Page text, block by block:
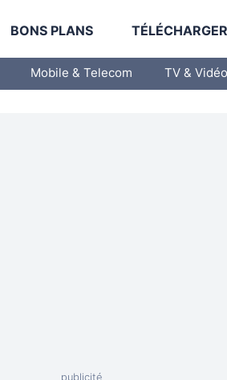
BONS PLANS
Mobile & Telecom TV & Vidéo